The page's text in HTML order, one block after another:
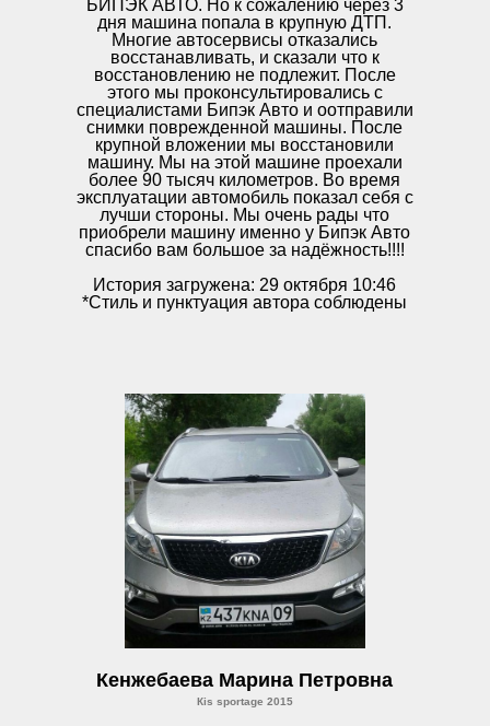
БИПЭК АВТО. Но к сожалению через 3
дня машина попала в крупную ДТП.
Многие автосервисы отказались
восстанавливать, и сказали что к
восстановлению не подлежит. После
этого мы проконсультировались с
специалистами Бипэк Авто и оотправили
снимки поврежденной машины. После
крупной вложении мы восстановили
машину. Мы на этой машине проехали
более 90 тысяч километров. Во время
эксплуатации автомобиль показал себя с
лучши стороны. Мы очень рады что
приобрели машину именно у Бипэк Авто
спасибо вам большое за надёжность!!!!
История загружена: 29 октября 10:46
*Стиль и пунктуация автора соблюдены
Кенжебаева Марина Петровна
Кis sportage 2015